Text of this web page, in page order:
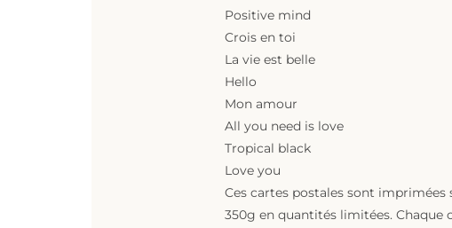
Positive mind
Crois en toi
La vie est belle
Hello
Mon amour
All you need is love
Tropical black
Love you
Ces cartes postales sont imprimées
350g en quantités limitées. Chaque